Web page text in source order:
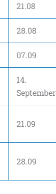
21.08
28.08
07.09
14.
September
21.09
28.09